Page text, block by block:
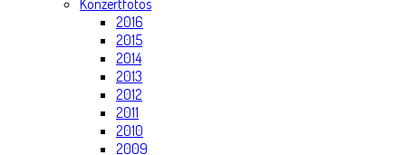
Konzertfotos
2016
2015
2014
2013
2012
2011
2010
2009